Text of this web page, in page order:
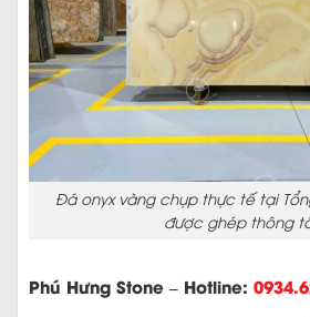
Đá onyx vàng chụp thực tế tại
được ghép thông
Phú Hưng Stone – Hotline: